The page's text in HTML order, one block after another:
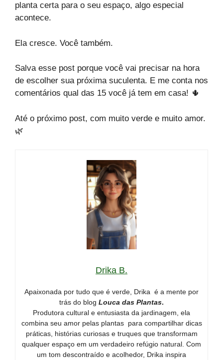
planta certa para o seu espaço, algo especial
acontece.
Ela cresce. Você também.
Salva esse post porque você vai precisar na hora
de escolher sua próxima suculenta. E me conta nos
comentários qual das 15 você já tem em casa! 🌵
Até o próximo post, com muito verde e muito amor.
🌿
Drika B.
Apaixonada por tudo que é verde, Drika é a mente por
trás do blog Louca das Plantas.
Produtora cultural e entusiasta da jardinagem, ela
combina seu amor pelas plantas para compartilhar dicas
práticas, histórias curiosas e truques que transformam
qualquer espaço em um verdadeiro refúgio natural. Com
um tom descontraído e acolhedor, Drika inspira